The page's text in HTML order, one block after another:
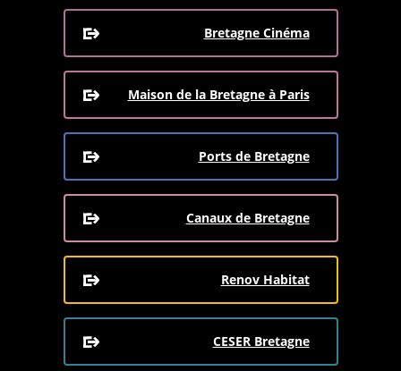
Bretagne Cinéma
Maison de la Bretagne à Paris
Ports de Bretagne
Canaux de Bretagne
Renov Habitat
CESER Bretagne